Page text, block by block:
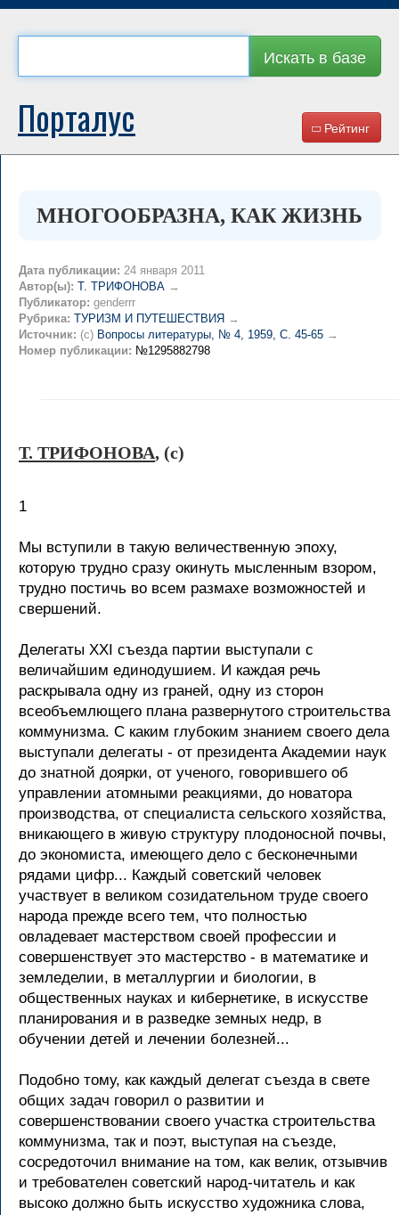
Искать в базе
Рейтинг
Порталус
МНОГООБРАЗНА, КАК ЖИЗНЬ
Дата публикации: 24 января 2011
Автор(ы): Т. ТРИФОНОВА →
Публикатор: genderrr
Рубрика: ТУРИЗМ И ПУТЕШЕСТВИЯ →
Источник: (c) Вопросы литературы, № 4, 1959, C. 45-65 →
Номер публикации: №1295882798
Т. ТРИФОНОВА, (c)
1
Мы вступили в такую величественную эпоху,
которую трудно сразу окинуть мысленным взором,
трудно постичь во всем размахе возможностей и
свершений.
Делегаты XXI съезда партии выступали с
величайшим единодушием. И каждая речь
раскрывала одну из граней, одну из сторон
всеобъемлющего плана развернутого строительства
коммунизма. С каким глубоким знанием своего дела
выступали делегаты - от президента Академии наук
до знатной доярки, от ученого, говорившего об
управлении атомными реакциями, до новатора
производства, от специалиста сельского хозяйства,
вникающего в живую структуру плодоносной почвы,
до экономиста, имеющего дело с бесконечными
рядами цифр... Каждый советский человек
участвует в великом созидательном труде своего
народа прежде всего тем, что полностью
овладевает мастерством своей профессии и
совершенствует это мастерство - в математике и
земледелии, в металлургии и биологии, в
общественных науках и кибернетике, в искусстве
планирования и в разведке земных недр, в
обучении детей и лечении болезней...
Подобно тому, как каждый делегат съезда в свете
общих задач говорил о развитии и
совершенствовании своего участка строительства
коммунизма, так и поэт, выступая на съезде,
сосредоточил внимание на том, как велик, отзывчив
и требователен советский народ-читатель и как
высоко должно быть искусство художника слова,